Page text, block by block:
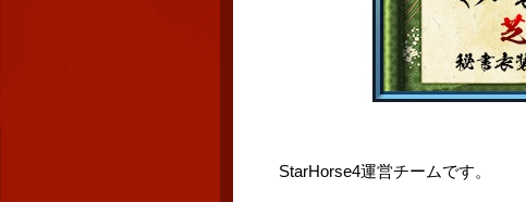
StarHorse4運営チームです。